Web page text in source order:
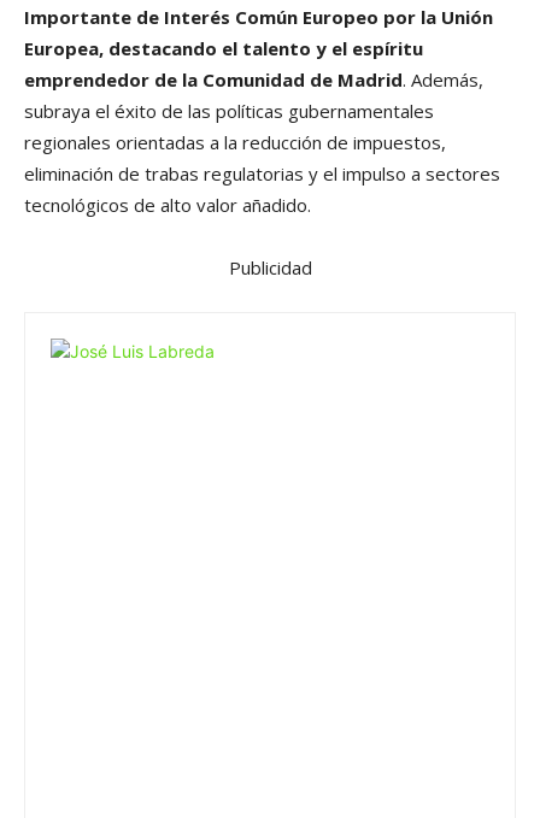
Importante de Interés Común Europeo por la Unión
Europea, destacando el talento y el espíritu
emprendedor de la Comunidad de Madrid. Además,
subraya el éxito de las políticas gubernamentales
regionales orientadas a la reducción de impuestos,
eliminación de trabas regulatorias y el impulso a sectores
tecnológicos de alto valor añadido.
Publicidad